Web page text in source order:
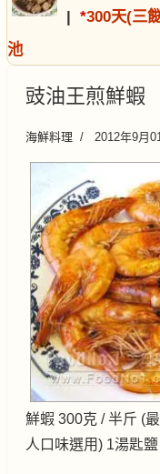
| *300天(三
池
豉油王煎鮮蝦
海鮮料理 2012年9月
鮮蝦 300克 / 半斤 (
人口味選用) 1湯匙鹽